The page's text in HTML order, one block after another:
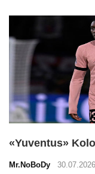
«Yuventus»
Mr.NoBoDy